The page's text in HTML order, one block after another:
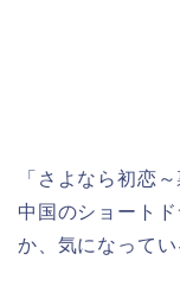
「さよなら初恋
中国のショート
か、気になってい